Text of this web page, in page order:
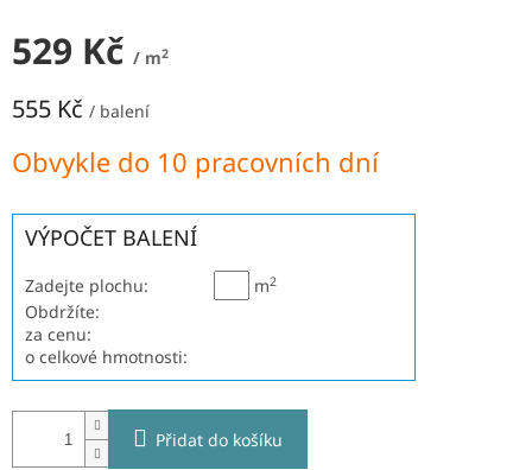
Přihlášení
529 Kč / m2
555 Kč / balení
cena:
Obvykle do 10 pracovních dní
VÝPOČET BALENÍ
Zadejte plochu: m2
Obdržíte:
za cenu:
o celkové hmotnosti:
Přidat do košíku